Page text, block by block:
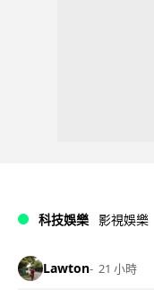
科技娛樂 影視娛樂
Lawton 21 小時